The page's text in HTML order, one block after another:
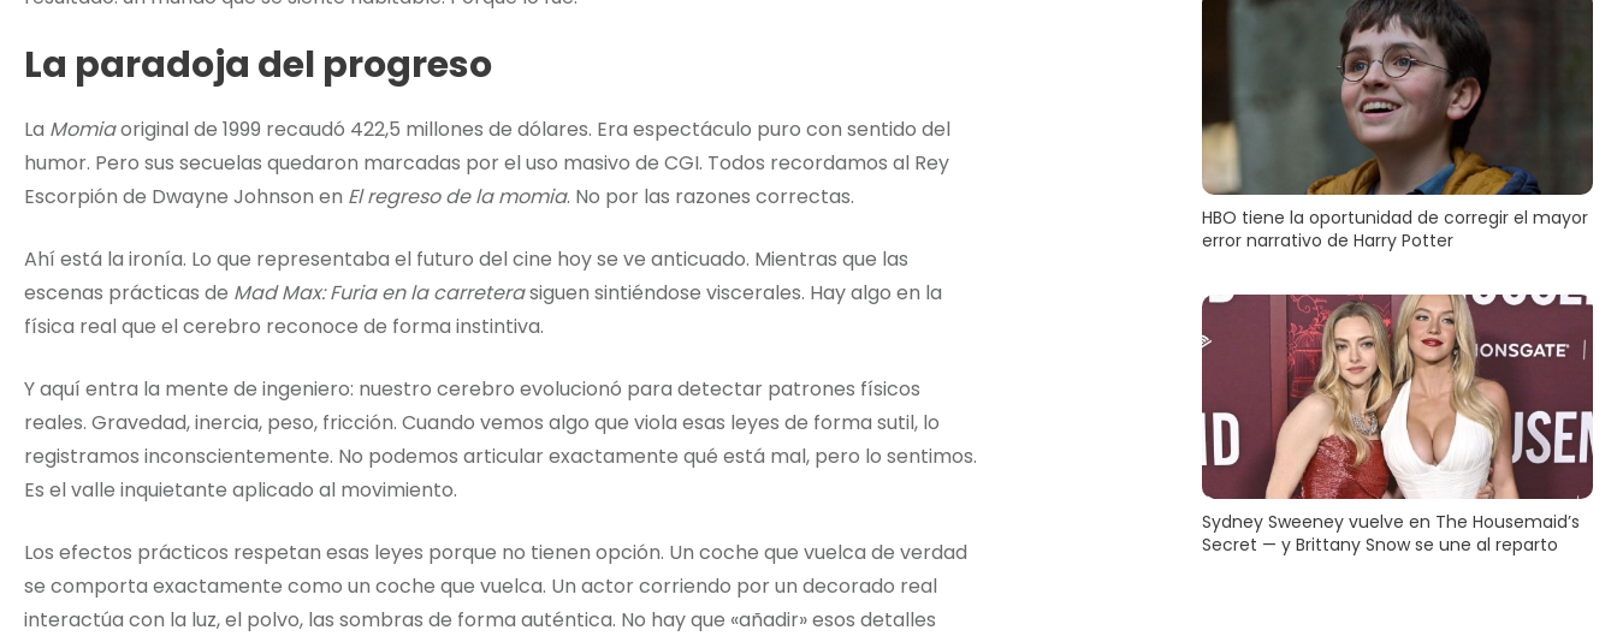
La paradoja del progreso
La Momiaoriginal de 1999 recaudó 422,5 millones de dólares. Era espectáculo puro con sentido del
humor. Pero sus secuelas quedaron marcadas por el uso masivo de CGI. Todos recordamos al Rey
Escorpión de Dwayne Johnson en El regreso de la momia. No por las razones correctas.
Ahí está la ironía. Lo que representaba el futuro del cine hoy se ve anticuado. Mientras que las
escenas prácticas de Mad Max: Furia en la carreterasiguen sintiéndose viscerales. Hay algo en la
física real que el cerebro reconoce de forma instintiva.
Y aquí entra la mente de ingeniero: nuestro cerebro evolucionó para detectar patrones físicos
reales. Gravedad, inercia, peso, fricción. Cuando vemos algo que viola esas leyes de forma sutil, lo
registramos inconscientemente. No podemos articular exactamente qué está mal, pero lo sentimos.
Es el valle inquietante aplicado al movimiento.
Los efectos prácticos respetan esas leyes porque no tienen opción. Un coche que vuelca de verdad
se comporta exactamente como un coche que vuelca. Un actor corriendo por un decorado real
interactúa con la luz, el polvo, las sombras de forma auténtica. No hay que «añadir» esos detalles
HBO tiene la oportunidad de corregir el mayor
error narrativo de Harry Potter
Sydney Sweeney vuelve en The Housemaid’s
Secret — y Brittany Snow se une al reparto